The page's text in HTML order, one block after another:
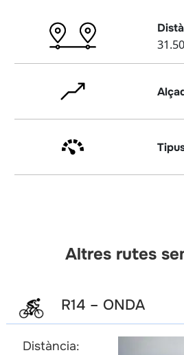
31.50
Altres rutes
R14 – ONDA
Distància: